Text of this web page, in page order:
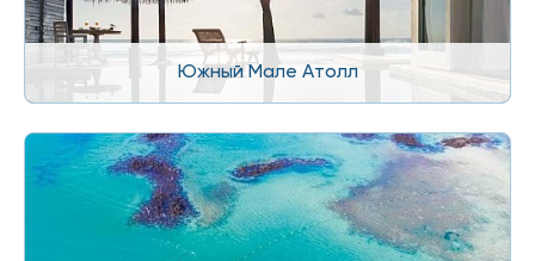
Южный Мале Атолл